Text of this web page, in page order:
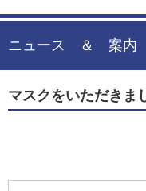
ニュース ＆ 案内
マスクをいただきま